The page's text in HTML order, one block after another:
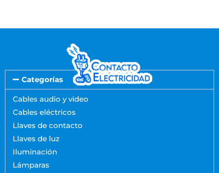
Categorías
Cables audio y video
Cables eléctricos
Llaves de contacto
Llaves de luz
Iluminación
Lámparas